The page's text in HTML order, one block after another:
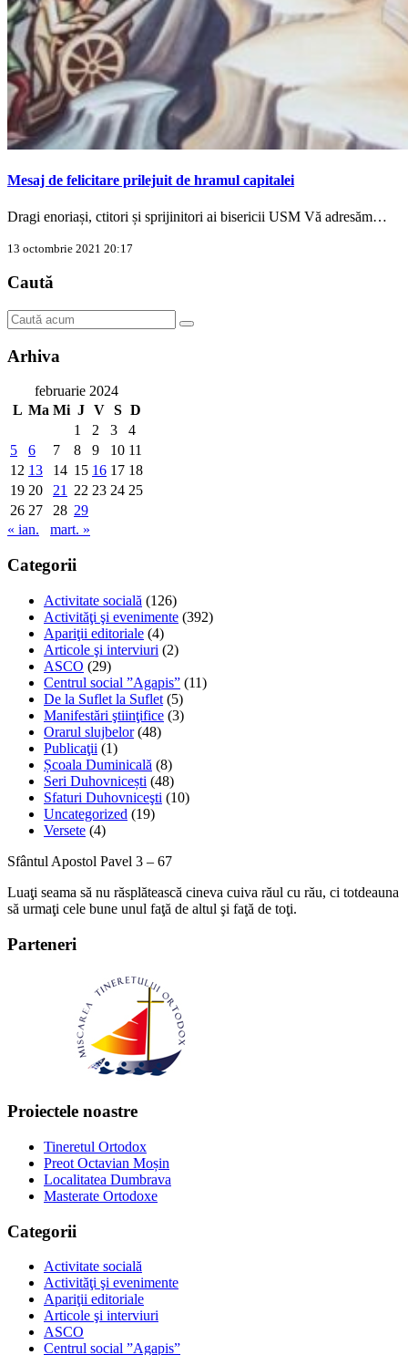
Mesaj de felicitare prilejuit de hramul capitalei
Dragi enoriași, ctitori și sprijinitori ai bisericii USM Vă adresăm…
13 octombrie 2021 20:17
Caută
Arhiva
februarie 2024
L Ma Mi J V S D
1
2 3
4
5
6 7 8 9 10 11
12 13 14 15 16 17 18
19 20 21 22 23 24 25
26 27 28 29
« ian.
mart. »
Categorii
Activitate socială (126)
Activităţi şi evenimente (392)
Apariţii editoriale (4)
Articole şi interviuri (2)
ASCO (29)
Centrul social ”Agapis” (11)
De la Suflet la Suflet (5)
Manifestări ştiinţifice (3)
Orarul slujbelor(48)
Publicaţii (1)
Școala Duminicală (8)
Seri Duhovnicești (48)
Sfaturi Duhovniceşti (10)
Uncategorized (19)
Versete (4)
Sfântul Apostol Pavel 3 – 67
Luaţi seama să nu răsplătească cineva cuiva răul cu rău, ci totdeauna
să urmaţi cele bune unul faţă de altul şi faţă de toţi.
Parteneri
Proiectele noastre
Tineretul Ortodox
Preot Octavian Moșin
Localitatea Dumbrava
Masterate Ortodoxe
Categorii
Activitate socială
Activităţi şi evenimente
Apariţii editoriale
Articole şi interviuri
ASCO
Centrul social ”Agapis”